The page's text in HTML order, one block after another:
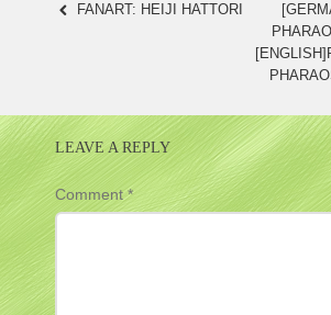
POST
FANART: HEIJI HATTORI
LEAVE A REPLY
Comment*